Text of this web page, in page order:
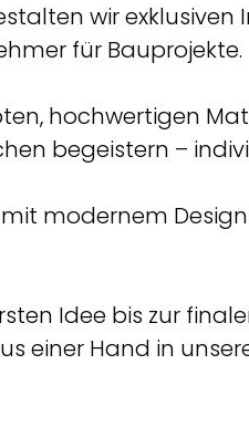
wir
für Bauprojekte.
hochwertigen
begeistern –
modernem
Idee bis zur
einer Hand in